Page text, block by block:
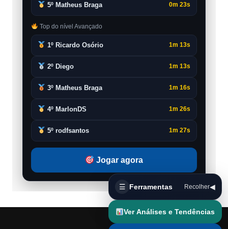
5º Matheus Braga 0m 23s
Top do nível Avançado
1º Ricardo Osório 1m 13s
2º Diego 1m 13s
3º Matheus Braga 1m 16s
4º MarlonDS 1m 26s
5º rodfsantos 1m 27s
Jogar agora
☰ Ferramentas Recolher◀
Ver Análises e Tendências